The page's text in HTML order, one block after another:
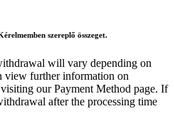
szereplő összeget.
will vary depending on
view further information on
our Payment Method page. If
after the processing time